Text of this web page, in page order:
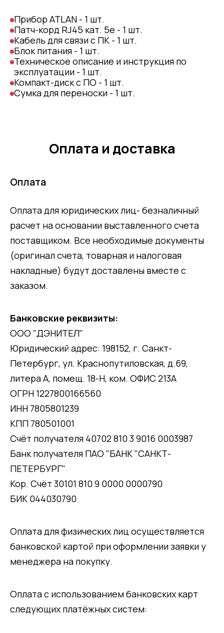
Прибор ATLAN - 1 шт.
Патч-корд RJ45 кат. 5е - 1 шт.
Кабель для связи с ПК - 1 шт.
Блок питания - 1 шт.
Техническое описание и инструкция по
эксплуатации - 1 шт.
Компакт-диск с ПО - 1 шт.
Сумка для переноски - 1 шт.
Оплата и доставка
Оплата
Оплата для юридических лиц- безналичный
расчет на основании выставленного счета
поставщиком. Все необходимые документы
(оригинал счета, товарная и налоговая
накладные) будут доставлены вместе с
заказом.
Банковские реквизиты:
ООО "ДЭНИТЕЛ"
Юридический адрес: 198152, г. Санкт-
Петербург, ул. Краснопутиловская, д.69,
литера А, помещ. 18-Н, ком. ОФИС 213А
ОГРН 1227800166560
ИНН 7805801239
КПП 780501001
Счёт получателя 40702 810 3 9016 0003987
Банк получателя ПАО "БАНК "САНКТ-
ПЕТЕРБУРГ"
Кор. Счёт 30101 810 9 0000 0000790
БИК 044030790
Оплата для физических лиц осуществляется
банковской картой при оформлении заявки у
менеджера на покупку.
Оплата с использованием банковских карт
следующих платёжных систем: